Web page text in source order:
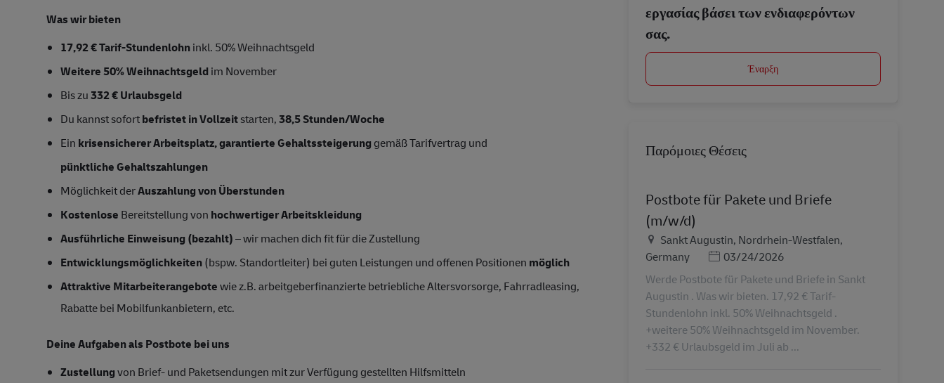
Was wir bieten
17,92 € Tarif-Stundenlohninkl. 50% Weihnachtsgeld
Weitere 50% Weihnachtsgeldim November
Bis zu332 € Urlaubsgeld
Du kannst sofortbefristet in Vollzeitstarten,38,5 Stunden/Woche
Ein krisensicherer Arbeitsplatz, garantierte Gehaltssteigerung gemäß Tarifvertrag und
pünktliche Gehaltszahlungen
Möglichkeit derAuszahlung von Überstunden
Kostenlose Bereitstellung von hochwertiger Arbeitskleidung
Ausführliche Einweisung (bezahlt)– wir machen dich fit für die Zustellung
Entwicklungsmöglichkeiten(bspw. Standortleiter) bei guten Leistungen und offenen Positionen möglich
Attraktive Mitarbeiterangebotewie z.B. arbeitgeberfinanzierte betriebliche Altersvorsorge, Fahrradleasing,
Rabatte bei Mobilfunkanbietern, etc.
Deine Aufgaben als Postbote bei uns
Zustellungvon Brief- und Paketsendungen mit zur Verfügung gestellten Hilfsmitteln
εργασίας βάσει των ενδιαφερόντων
σας.
Έναρξη
Παρόμοιες Θέσεις
Postbote für Pakete und Briefe
(m/w/d)
Τοποθεσία
Sankt Augustin, Nordrhein-Westfalen,
Germany
Ημερομηνία Ανάρτησης
03/24/2026
Werde Postbote für Pakete und Briefe in Sankt
Augustin . Was wir bieten. 17,92 € Tarif-
Stundenlohn inkl. 50% Weihnachtsgeld .
+weitere 50% Weihnachtsgeld im November.
+332 € Urlaubsgeld im Juli ab ...